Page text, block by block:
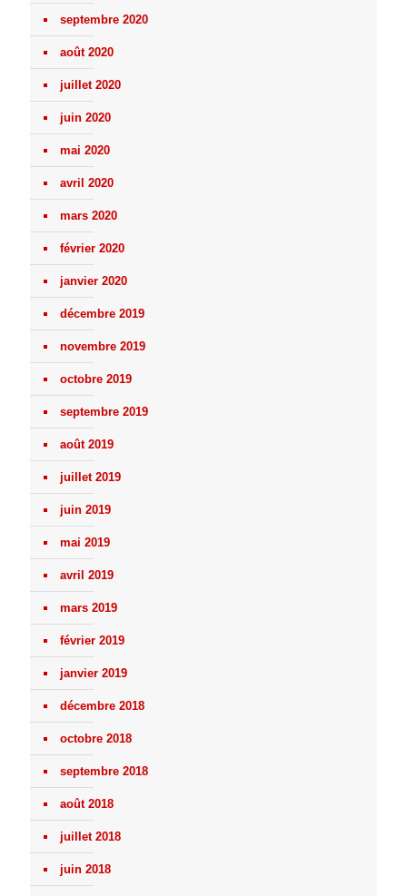
septembre 2020
août 2020
juillet 2020
juin 2020
mai 2020
avril 2020
mars 2020
février 2020
janvier 2020
décembre 2019
novembre 2019
octobre 2019
septembre 2019
août 2019
juillet 2019
juin 2019
mai 2019
avril 2019
mars 2019
février 2019
janvier 2019
décembre 2018
octobre 2018
septembre 2018
août 2018
juillet 2018
juin 2018